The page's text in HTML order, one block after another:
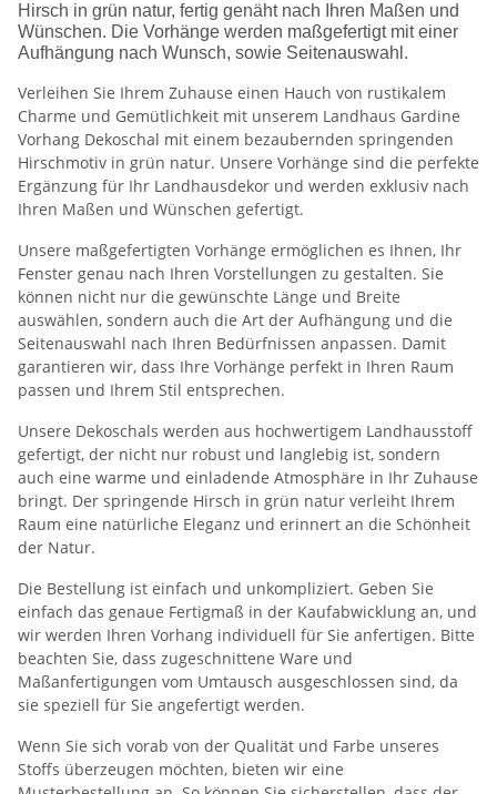
Hirsch in grün natur, fertig genäht nach Ihren Maßen und
Wünschen. Die Vorhänge werden maßgefertigt mit einer
Aufhängung nach Wunsch, sowie Seitenauswahl.
Verleihen Sie Ihrem Zuhause einen Hauch von rustikalem
Charme und Gemütlichkeit mit unserem Landhaus Gardine
Vorhang Dekoschal mit einem bezaubernden springenden
Hirschmotiv in grün natur. Unsere Vorhänge sind die perfekte
Ergänzung für Ihr Landhausdekor und werden exklusiv nach
Ihren Maßen und Wünschen gefertigt.
Unsere maßgefertigten Vorhänge ermöglichen es Ihnen, Ihr
Fenster genau nach Ihren Vorstellungen zu gestalten. Sie
können nicht nur die gewünschte Länge und Breite
auswählen, sondern auch die Art der Aufhängung und die
Seitenauswahl nach Ihren Bedürfnissen anpassen. Damit
garantieren wir, dass Ihre Vorhänge perfekt in Ihren Raum
passen und Ihrem Stil entsprechen.
Unsere Dekoschals werden aus hochwertigem Landhausstoff
gefertigt, der nicht nur robust und langlebig ist, sondern
auch eine warme und einladende Atmosphäre in Ihr Zuhause
bringt. Der springende Hirsch in grün natur verleiht Ihrem
Raum eine natürliche Eleganz und erinnert an die Schönheit
der Natur.
Die Bestellung ist einfach und unkompliziert. Geben Sie
einfach das genaue Fertigmaß in der Kaufabwicklung an, und
wir werden Ihren Vorhang individuell für Sie anfertigen. Bitte
beachten Sie, dass zugeschnittene Ware und
Maßanfertigungen vom Umtausch ausgeschlossen sind, da
sie speziell für Sie angefertigt werden.
Wenn Sie sich vorab von der Qualität und Farbe unseres
Stoffs überzeugen möchten, bieten wir eine